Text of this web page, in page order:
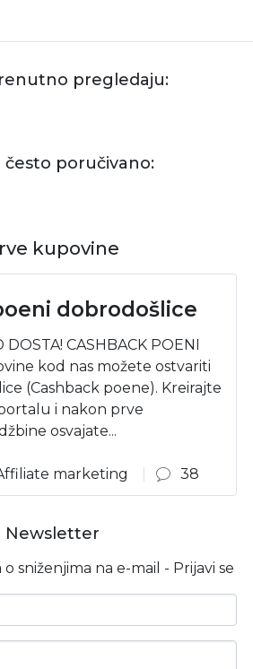
pregledaju:
često poručivano:
kupovine
dobrodošlice
CASHBACK POENI
kod nas možete ostvariti
(Cashback poene). Kreirajte
i nakon prve
osvajate...
marketing
38
Newsletter
sniženjima na e-mail - Prijavi se